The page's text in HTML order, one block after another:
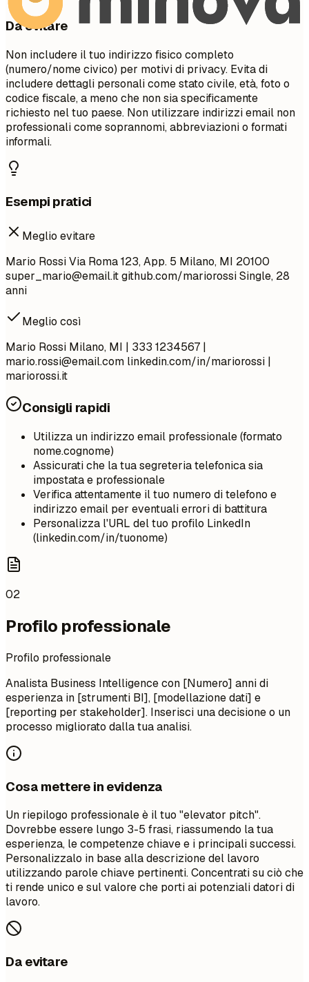
Da evitare
Non includere il tuo indirizzo fisico completo
(numero/nome civico) per motivi di privacy. Evita di
includere dettagli personali come stato civile, età, foto o
codice fiscale, a meno che non sia specificamente
richiesto nel tuo paese. Non utilizzare indirizzi email non
professionali come soprannomi, abbreviazioni o formati
informali.
Esempi pratici
Meglio evitare
Mario Rossi Via Roma 123, App. 5 Milano, MI 20100
super_mario@email.itgithub.com/mariorossi Single, 28
anni
Meglio così
Mario Rossi Milano, MI | 333 1234567 |
mario.rossi@email.com linkedin.com/in/mariorossi |
mariorossi.it
Consigli rapidi
Utilizza un indirizzo email professionale (formato
nome.cognome)
Assicurati che la tua segreteria telefonica sia
impostata e professionale
Verifica attentamente il tuo numero di telefono e
indirizzo email per eventuali errori di battitura
Personalizza l'URL del tuo profilo LinkedIn
(linkedin.com/in/tuonome)
02
Profilo professionale
Profilo professionale
Analista Business Intelligence con [Numero] anni di
esperienza in [strumenti BI], [modellazione dati] e
[reporting per stakeholder]. Inserisci una decisione o un
processo migliorato dalla tua analisi.
Cosa mettere in evidenza
Un riepilogo professionale è il tuo "elevator pitch".
Dovrebbe essere lungo 3-5 frasi, riassumendo la tua
esperienza, le competenze chiave e i principali successi.
Personalizzalo in base alla descrizione del lavoro
utilizzando parole chiave pertinenti. Concentrati su ciò che
ti rende unico e sul valore che porti ai potenziali datori di
lavoro.
Da evitare